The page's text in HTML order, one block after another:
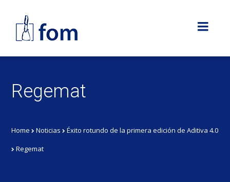
Regemat
Home Noticias
Éxito rotundo de la primera edición de Aditiva 4.0
Regemat